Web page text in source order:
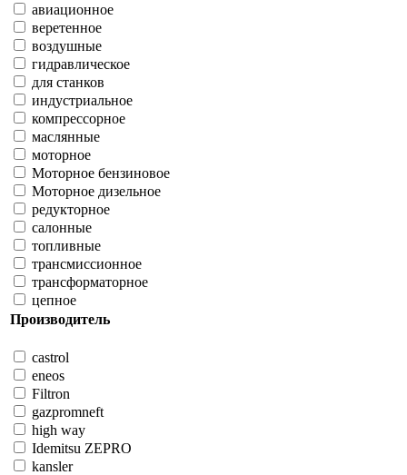
авиационное
веретенное
воздушные
гидравлическое
для станков
индустриальное
компрессорное
маслянные
моторное
Моторное бензиновое
Моторное дизельное
редукторное
салонные
топливные
трансмиссионное
трансформаторное
цепное
Производитель
castrol
eneos
Filtron
gazpromneft
high way
Idemitsu ZEPRO
kansler